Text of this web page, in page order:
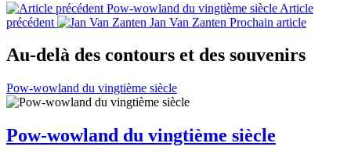
Pow-wowland du vingtième siècle Article
précédent
Jan Van Zanten Prochain article
Au-delà des contours et des souvenirs
Pow-wowland du vingtième siècle
Pow-wowland du vingtième siècle